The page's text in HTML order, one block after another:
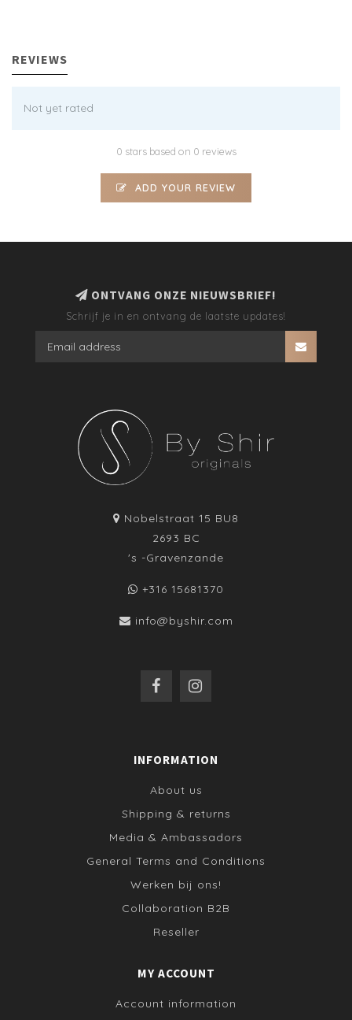
REVIEWS
Not yet rated
0 stars based on 0 reviews
ADD YOUR REVIEW
ONTVANG ONZE NIEUWSBRIEF!
Schrijf je in en ontvang de laatste updates!
Nobelstraat 15 BU8
2693 BC
's -Gravenzande
+316 15681370
info@byshir.com
INFORMATION
About us
Shipping & returns
Media & Ambassadors
General Terms and Conditions
Werken bij ons!
Collaboration B2B
Reseller
MY ACCOUNT
Account information